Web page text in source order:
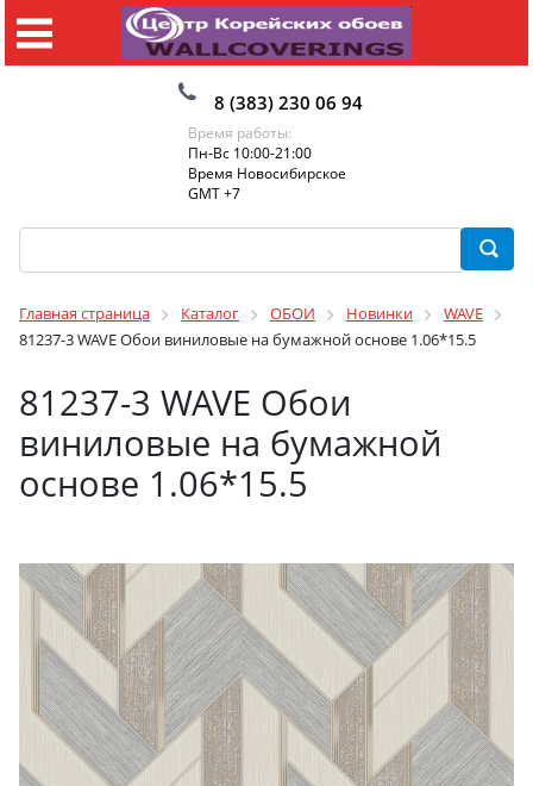
8 (383) 230 06 94
Время работы:
Пн-Вс 10:00-21:00
Время Новосибирское
GMT +7
Главная страница Каталог ОБОИ Новинки
WAVE
81237-3 WAVE Обои виниловые на бумажной основе 1.06*15.5
81237-3 WAVE Обои
виниловые на бумажной
основе 1.06*15.5